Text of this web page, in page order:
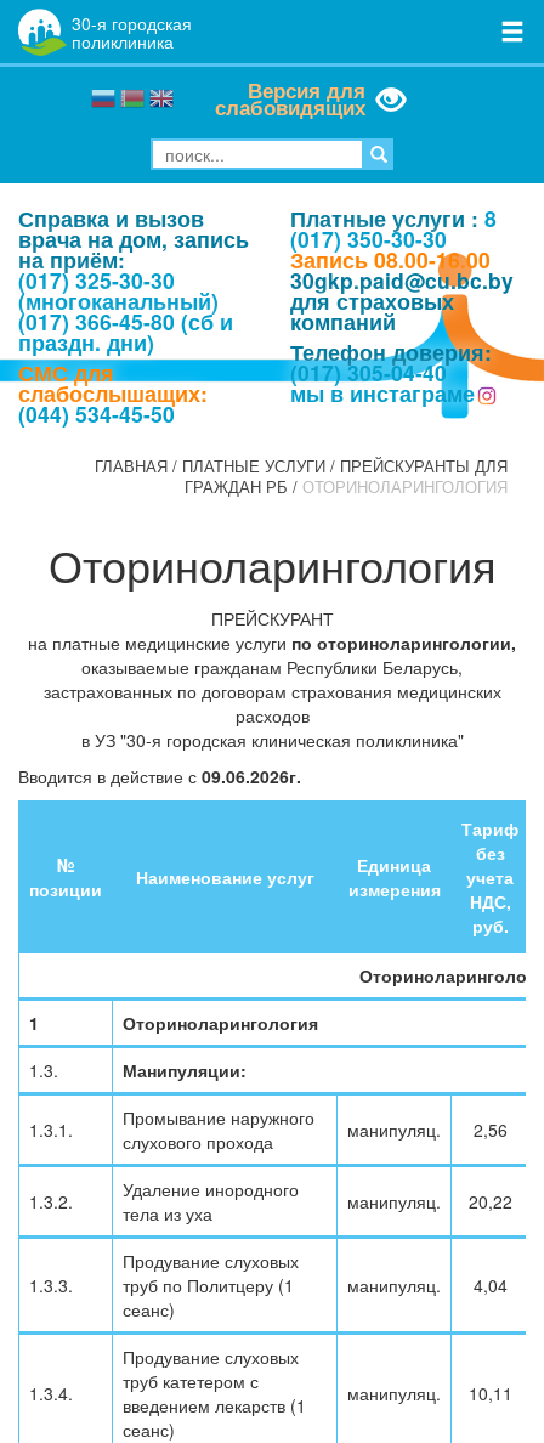
Версия для
слабовидящих
Справка и вызов
врача на дом, запись
на приём:
(017) 325-30-30
(многоканальный)
(017) 366-45-80 (сб и
праздн. дни)
СМС для
слабослышащих:
(044) 534-45-50
Платные услуги : 8
(017) 350-30-30
Запись 08.00-16.00
30gkp.paid@cu.bc.by
для страховых
компаний
Телефон доверия:
(017) 305-04-40
мы в инстаграме
30-я городская
поликлиника
ГЛАВНАЯ / ПЛАТНЫЕ УСЛУГИ / ПРЕЙСКУРАНТЫ ДЛЯ
ГРАЖДАН РБ / ОТОРИНОЛАРИНГОЛОГИЯ
Оториноларингология
ПРЕЙСКУРАНТ
на платные медицинские услуги по оториноларингологии,
оказываемые гражданам Республики Беларусь,
застрахованных по договорам страхования медицинских
расходов
в УЗ "30-я городская клиническая поликлиника"
Вводится в действие с 09.06.2026г.
№
позиции
Наименование услуг
Единица
измерения
Тариф
без
учета
НДС,
руб.
1
Оториноларингология
1.3.
Манипуляции:
1.3.1.
Промывание наружного
слухового прохода
манипуляц. 2,56
1.3.2.
Удаление инородного
тела из уха
манипуляц. 20,22
1.3.3.
Продувание слуховых
труб по Политцеру (1
сеанс)
манипуляц. 4,04
1.3.4.
Продувание слуховых
труб катетером с
введением лекарств (1
сеанс)
манипуляц. 10,11